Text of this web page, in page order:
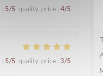
: 5/5 quality_price : 4/5
: 5/5 quality_price : 3/5